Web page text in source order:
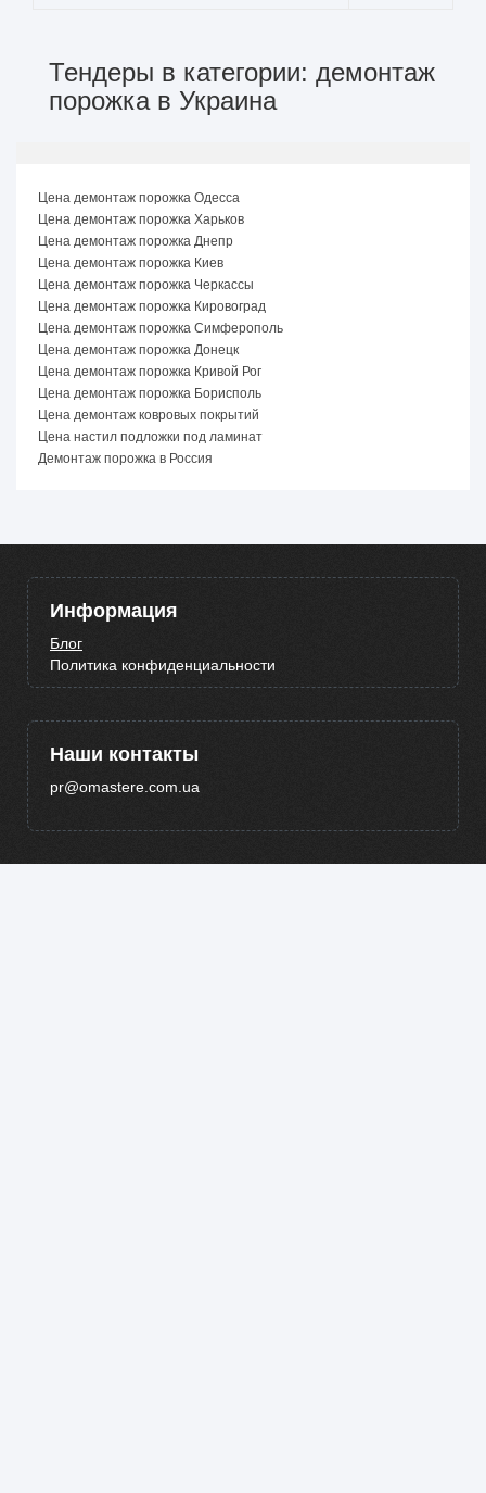
Тендеры в категории: демонтаж
порожка в Украина
Цена демонтаж порожка Одесса
Цена демонтаж порожка Харьков
Цена демонтаж порожка Днепр
Цена демонтаж порожка Киев
Цена демонтаж порожка Черкассы
Цена демонтаж порожка Кировоград
Цена демонтаж порожка Симферополь
Цена демонтаж порожка Донецк
Цена демонтаж порожка Кривой Рог
Цена демонтаж порожка Борисполь
Цена демонтаж ковровых покрытий
Цена настил подложки под ламинат
Демонтаж порожка в Россия
Информация
Блог
Политика конфиденциальности
Наши контакты
pr@omastere.com.ua